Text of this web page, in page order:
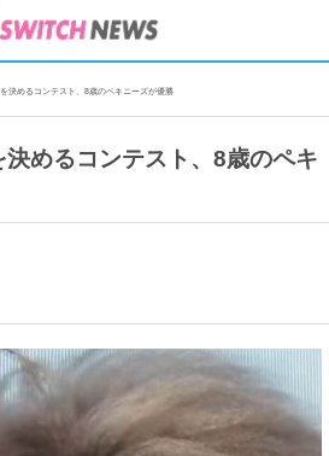
決めるコンテスト、8歳のペキニーズが優勝
めるコンテスト、8歳のペキ